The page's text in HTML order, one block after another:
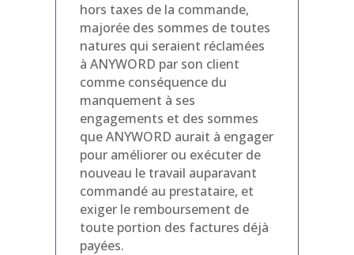
hors taxes de la commande,
majorée des sommes de toutes
natures qui seraient réclamées
à ANYWORD par son client
comme conséquence du
manquement à ses
engagements et des sommes
que ANYWORD aurait à engager
pour améliorer ou exécuter de
nouveau le travail auparavant
commandé au prestataire, et
exiger le remboursement de
toute portion des factures déjà
payées.